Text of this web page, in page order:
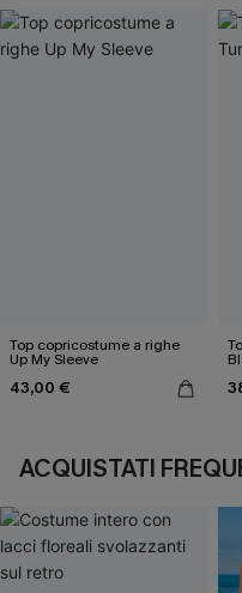
Top copricostume a righe
Up My Sleeve
43,00 €
ACQUISTATI